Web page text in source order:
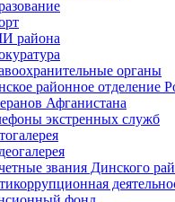
района
органы
районное отделение
Афганистана
экстренных служб
звания Динского